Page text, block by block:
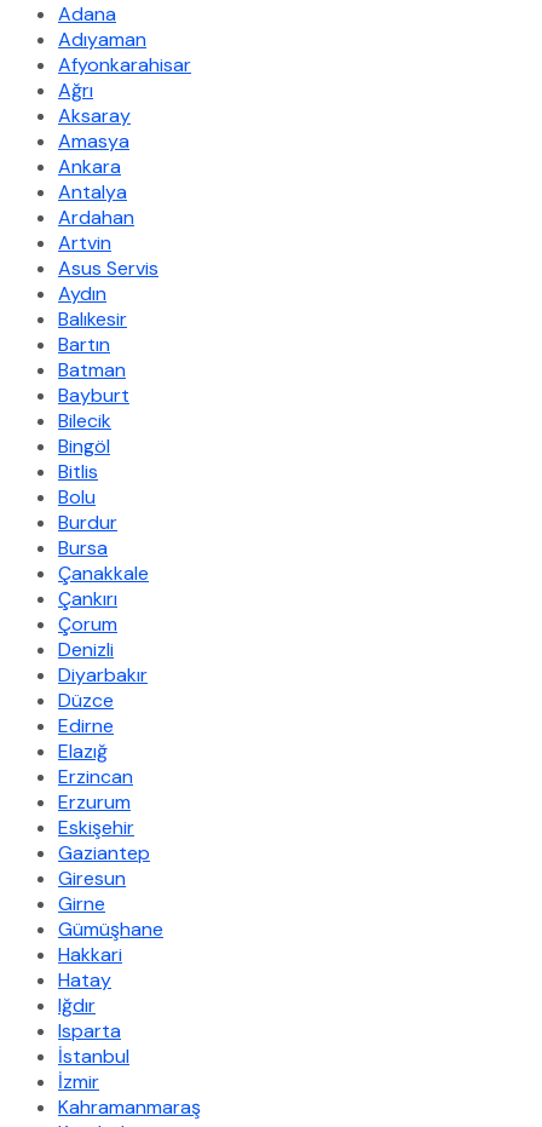
Adana
Adıyaman
Afyonkarahisar
Ağrı
Aksaray
Amasya
Ankara
Antalya
Ardahan
Artvin
Asus Servis
Aydın
Balıkesir
Bartın
Batman
Bayburt
Bilecik
Bingöl
Bitlis
Bolu
Burdur
Bursa
Çanakkale
Çankırı
Çorum
Denizli
Diyarbakır
Düzce
Edirne
Elazığ
Erzincan
Erzurum
Eskişehir
Gaziantep
Giresun
Girne
Gümüşhane
Hakkari
Hatay
Iğdır
Isparta
İstanbul
İzmir
Kahramanmaraş